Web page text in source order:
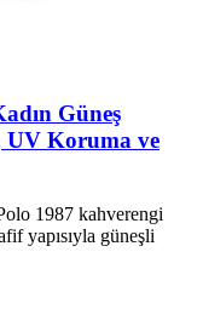
Güneş
UV Koruma ve
1987 kahverengi
yapısıyla güneşli